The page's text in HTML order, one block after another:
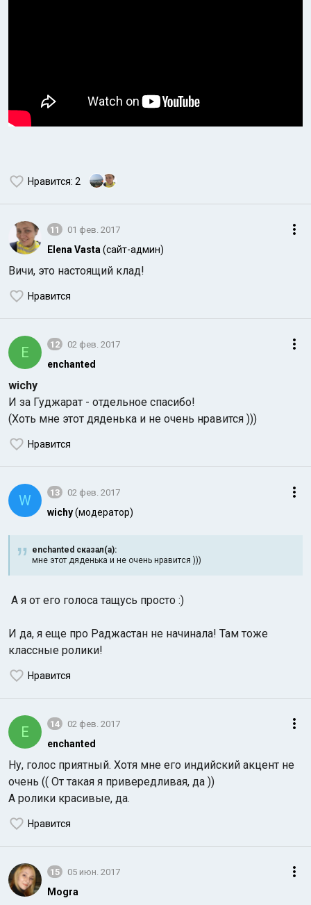
Нравится: 2
11 01 фев. 2017
Elena Vasta (сайт-админ)
Вичи, это настоящий клад!
Нравится
E 12 02 фев. 2017
enchanted
wichy
И за Гуджарат - отдельное спасибо!
(Хоть мне этот дяденька и не очень нравится )))
Нравится
W 13 02 фев. 2017
wichy(модератор)
enchanted сказал(а):
мне этот дяденька и не очень нравится )))
А я от его голоса тащусь просто :)
И да, я еще про Раджастан не начинала! Там тоже
классные ролики!
Нравится
E 14 02 фев. 2017
enchanted
Ну, голос приятный. Хотя мне его индийский акцент не
очень (( От такая я привередливая, да ))
А ролики красивые, да.
Нравится
15 05 июн. 2017
Mogra